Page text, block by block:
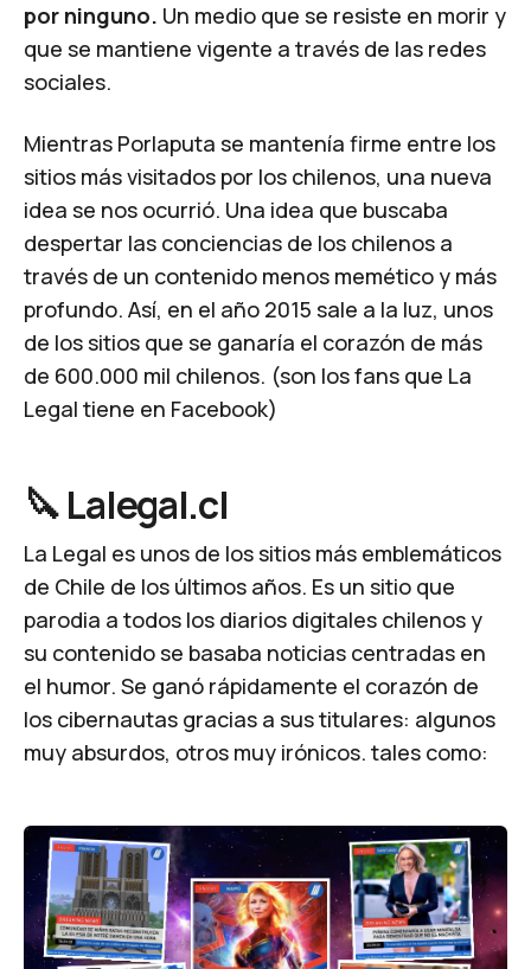
por ninguno. Un medio que se resiste en morir y
que se mantiene vigente a través de las redes
sociales.
Mientras Porlaputa se mantenía firme entre los
sitios más visitados por los chilenos, una nueva
idea se nos ocurrió. Una idea que buscaba
despertar las conciencias de los chilenos a
través de un contenido menos memético y más
profundo. Así, en el año 2015 sale a la luz, unos
de los sitios que se ganaría el corazón de más
de 600.000 mil chilenos. (son los fans que La
Legal tiene en Facebook)
🔪 Lalegal.cl
La Legal es unos de los sitios más emblemáticos
de Chile de los últimos años. Es un sitio que
parodia a todos los diarios digitales chilenos y
su contenido se basaba noticias centradas en
el humor. Se ganó rápidamente el corazón de
los cibernautas gracias a sus titulares: algunos
muy absurdos, otros muy irónicos. tales como: